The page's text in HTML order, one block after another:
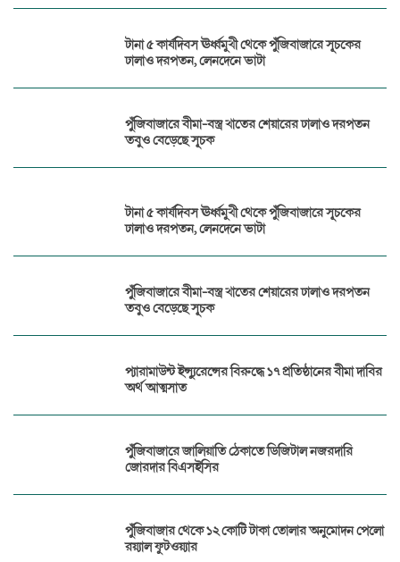
টানা ৫ কার্যদিবস ঊর্ধ্বমুখী থেকে পুঁজিবাজারে সূচকের
ঢালাও দরপতন, লেনদেনে ভাটা
পুঁজিবাজারে বীমা-বস্ত্র খাতের শেয়ারের ঢালাও দরপতন
তবুও বেড়েছে সূচক
টানা ৫ কার্যদিবস ঊর্ধ্বমুখী থেকে পুঁজিবাজারে সূচকের
ঢালাও দরপতন, লেনদেনে ভাটা
পুঁজিবাজারে বীমা-বস্ত্র খাতের শেয়ারের ঢালাও দরপতন
তবুও বেড়েছে সূচক
প্যারামাউন্ট ইন্স্যুরেন্সের বিরুদ্ধে ১৭ প্রতিষ্ঠানের বীমা দাবির
অর্থ আত্মসাত
পুঁজিবাজারে জালিয়াতি ঠেকাতে ডিজিটাল নজরদারি
জোরদার বিএসইসির
পুঁজিবাজার থেকে ১২ কোটি টাকা তোলার অনুমোদন পেলো
রয়্যাল ফুটওয়্যার